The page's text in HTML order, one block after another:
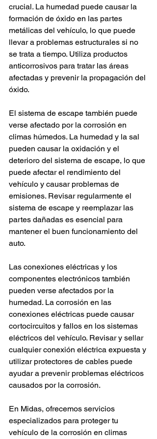
crucial. La humedad puede causar la
formación de óxido en las partes
metálicas del vehículo, lo que puede
llevar a problemas estructurales si no
se trata a tiempo. Utiliza productos
anticorrosivos para tratar las áreas
afectadas y prevenir la propagación del
óxido.
El sistema de escape también puede
verse afectado por la corrosión en
climas húmedos. La humedad y la sal
pueden causar la oxidación y el
deterioro del sistema de escape, lo que
puede afectar el rendimiento del
vehículo y causar problemas de
emisiones. Revisar regularmente el
sistema de escape y reemplazar las
partes dañadas es esencial para
mantener el buen funcionamiento del
auto.
Las conexiones eléctricas y los
componentes electrónicos también
pueden verse afectados por la
humedad. La corrosión en las
conexiones eléctricas puede causar
cortocircuitos y fallos en los sistemas
eléctricos del vehículo. Revisar y sellar
cualquier conexión eléctrica expuesta y
utilizar protectores de cables puede
ayudar a prevenir problemas eléctricos
causados por la corrosión.
En Midas, ofrecemos servicios
especializados para proteger tu
vehículo de la corrosión en climas